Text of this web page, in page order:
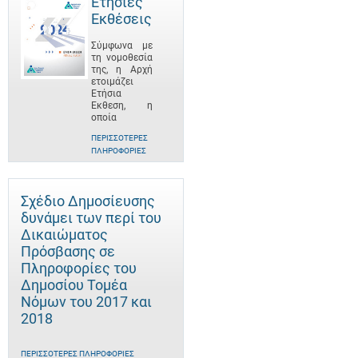
Εκθέσεις
Σύμφωνα με
τη νομοθεσία
της, η Αρχή
ετοιμάζει
Ετήσια
Έκθεση, η
οποία
ΠΕΡΙΣΣΌΤΕΡΕΣ
ΠΛΗΡΟΦΟΡΊΕΣ
Σχέδιο Δημοσίευσης
δυνάμει των περί του
Δικαιώματος
Πρόσβασης σε
Πληροφορίες του
Δημοσίου Τομέα
Νόμων του 2017 και
2018
ΠΕΡΙΣΣΌΤΕΡΕΣ ΠΛΗΡΟΦΟΡΊΕΣ